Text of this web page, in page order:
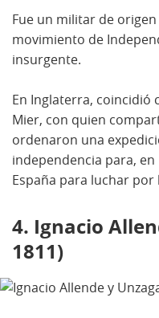
Fue un militar de
movimiento de
insurgente.
En Inglaterra, coincidió
Mier, con quien
ordenaron una
independencia para, en
España para luchar por
4. Ignacio
1811)